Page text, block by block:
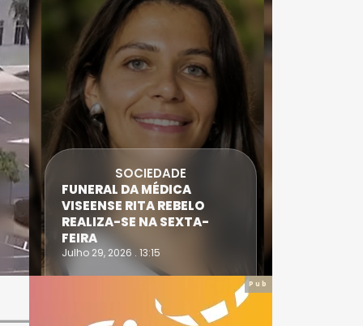
SOCIEDADE
FUNERAL DA MÉDICA
VISEENSE RITA REBELO
REALIZA-SE NA SEXTA-
FEIRA
Julho 29, 2026 . 13:15
Pub